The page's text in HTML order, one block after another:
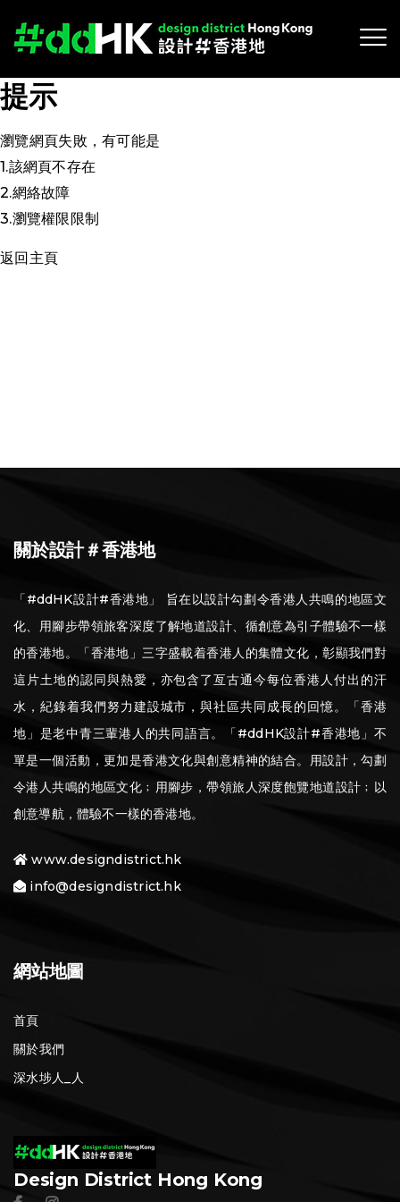
提示
瀏覽網頁失敗，有可能是
1.該網頁不存在
2.網絡故障
3.瀏覽權限限制
返回主頁
關於設計＃香港地
「#ddHK設計#香港地」 旨在以設計勾劃令香港人共鳴的地區文
化、用腳步帶領旅客深度了解地道設計、循創意為引子體驗不一樣
的香港地。「香港地」三字盛載着香港人的集體文化，彰顯我們對
這片土地的認同與熱愛，亦包含了亙古通今每位香港人付出的汗
水，紀錄着我們努力建設城市，與社區共同成長的回憶。「香港
地」是老中青三輩港人的共同語言。「#ddHK設計#香港地」不
單是一個活動，更加是香港文化與創意精神的結合。用設計，勾劃
令港人共鳴的地區文化﹔用腳步，帶領旅人深度飽覽地道設計﹔以
創意導航，體驗不一樣的香港地。
www.designdistrict.hk
info@designdistrict.hk
網站地圖
首頁
關於我們
深水埗人_人
Design District Hong Kong